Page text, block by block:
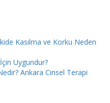
Kasılma ve Korku Neden
Uygundur?
Ankara Cinsel Terapi